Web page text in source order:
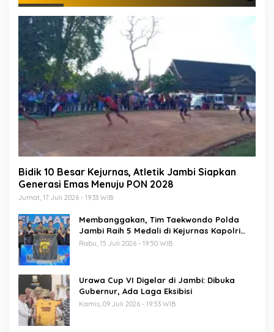
Bidik 10 Besar Kejurnas, Atletik Jambi Siapkan
Generasi Emas Menuju PON 2028
Jumat, 17 Juli 2026 - 19:33 WIB
Membanggakan, Tim Taekwondo Polda
Jambi Raih 5 Medali di Kejurnas Kapolri
Cup 7
Rabu, 15 Juli 2026 - 19:50 WIB
Urawa Cup VI Digelar di Jambi: Dibuka
Gubernur, Ada Laga Eksibisi
Kamis, 09 Juli 2026 - 19:53 WIB